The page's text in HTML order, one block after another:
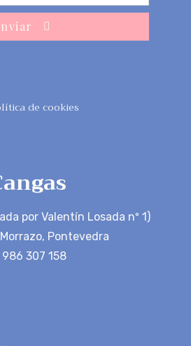
de cookies
por Valentín Losada nº 1)
Pontevedra
307 158